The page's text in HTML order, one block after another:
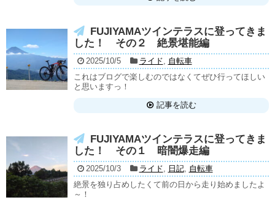
FUJIYAMAツインテラスに登ってきま
した！ その２ 絶景堪能編
2025/10/5 ライド, 自転車
これはブログで楽しむのではなくてぜひ行ってほしい
と思いますっ！
記事を読む
FUJIYAMAツインテラスに登ってきま
した！ その１ 暗闇爆走編
2025/10/3 ライド, 日記, 自転車
絶景を独り占めしたくて前の日から走り始めましたよ
～！